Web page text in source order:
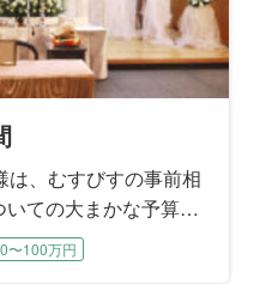
、むすびすの事前相
ての大まかな予算や
れていました。 生前
は、「葬儀社に話しは
〜100万円